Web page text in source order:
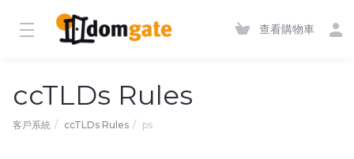
查看購物車
ccTLDs Rules
客戶系統 ccTLDs Rules ps